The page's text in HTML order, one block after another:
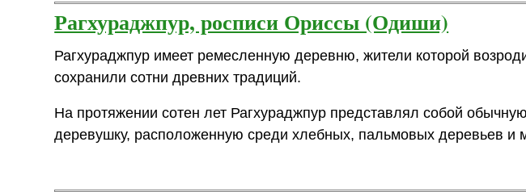
Рагхураджпур, росписи Ориссы (Одиши)
Рагхураджпур имеет ремесленную деревню, жители которой
сохранили сотни древних традиций.
На протяжении сотен лет Рагхураджпур представлял собой
деревушку, расположенную среди хлебных, пальмовых деревьев и